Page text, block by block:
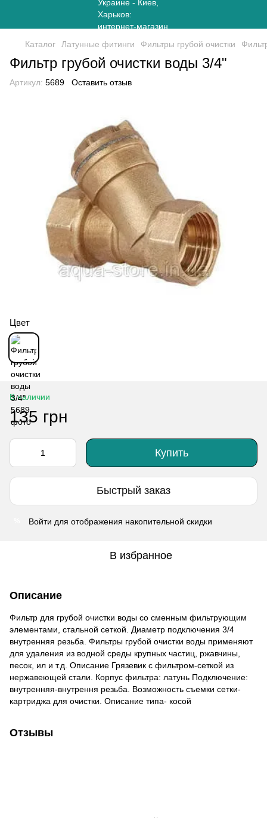
Каталог Латунные фитинги Фильтры грубой очистки
Фильтр грубой очистки воды 3/4"
Артикул: 5689 Оставить отзыв
Цвет
В наличии
135 грн
Купить
Быстрый заказ
Войти для отображения накопительной скидки
В избранное
Описание
Фильтр для грубой очистки воды со сменным фильтрующим
элементами, стальной сеткой. Диаметр подключения 3/4
внутренняя резьба. Фильтры грубой очистки воды применяют
для удаления из водной среды крупных частиц, ржавчины,
песок, ил и т.д. Описание Грязевик с фильтром-сеткой из
нержавеющей стали. Корпус фильтра: латунь Подключение:
внутренняя-внутрення резьба. Возможность съемки сетки-
картриджа для очистки. Описание типа- косой
Отзывы